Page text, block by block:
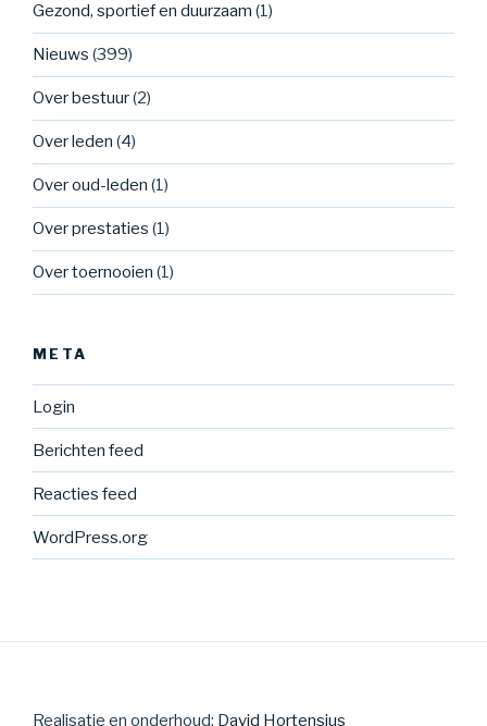
Gezond, sportief en duurzaam (1)
Nieuws (399)
Over bestuur(2)
Over leden (4)
Over oud-leden (1)
Over prestaties (1)
Over toernooien (1)
META
Login
Berichten feed
Reacties feed
WordPress.org
Realisatie en onderhoud: David Hortensius